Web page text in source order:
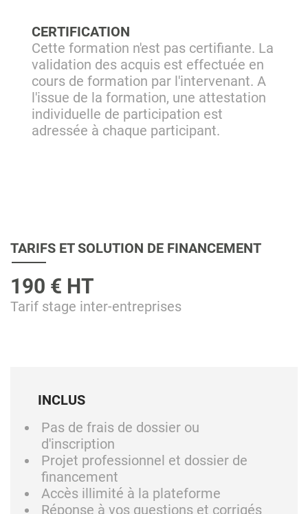
CERTIFICATION
Cette formation n'est pas certifiante. La
validation des acquis est effectuée en
cours de formation par l'intervenant. A
l'issue de la formation, une attestation
individuelle de participation est
adressée à chaque participant.
TARIFS ET SOLUTION DE FINANCEMENT
190 € HT
Tarif stage inter-entreprises
INCLUS
Pas de frais de dossier ou
d'inscription
Projet professionnel et dossier de
financement
Accès illimité à la plateforme
Réponse à vos questions et corrigés